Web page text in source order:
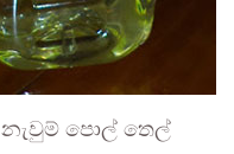
නැවුම් පොල් තෙල්